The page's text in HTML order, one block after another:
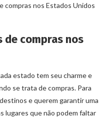
compras nos Estados Unidos
de compras nos
estado tem seu charme e
se trata de compras. Para
e querem garantir uma
lugares que não podem faltar